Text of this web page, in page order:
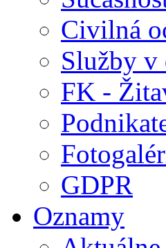
Civilná
Služby v
FK -
GDPR
Oznamy